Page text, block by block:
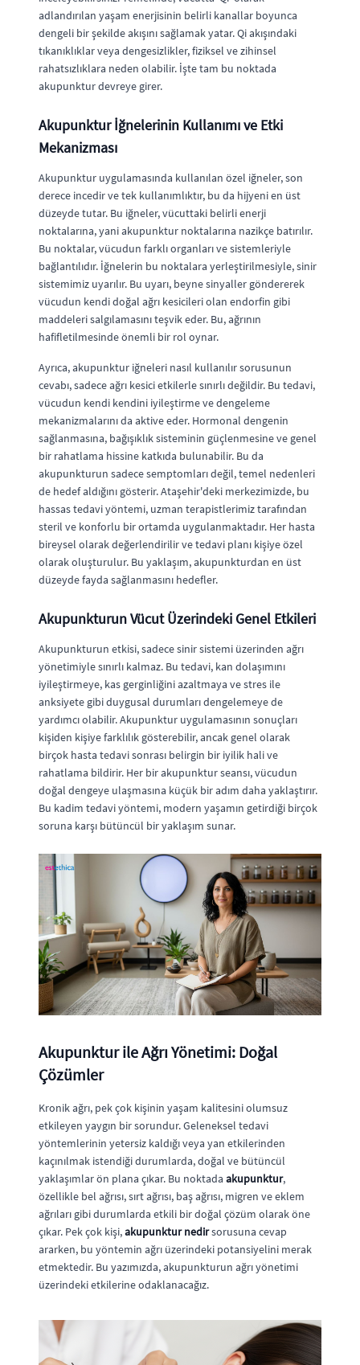
adlandırılan yaşam enerjisinin belirli kanallar boyunca
dengeli bir şekilde akışını sağlamak yatar. Qi akışındaki
tıkanıklıklar veya dengesizlikler, fiziksel ve zihinsel
rahatsızlıklara neden olabilir. İşte tam bu noktada
akupunktur devreye girer.
Akupunktur İğnelerinin Kullanımı ve Etki
Mekanizması
Akupunktur uygulamasında kullanılan özel iğneler, son
derece incedir ve tek kullanımlıktır, bu da hijyeni en üst
düzeyde tutar. Bu iğneler, vücuttaki belirli enerji
noktalarına, yani akupunktur noktalarına nazikçe batırılır.
Bu noktalar, vücudun farklı organları ve sistemleriyle
bağlantılıdır. İğnelerin bu noktalara yerleştirilmesiyle, sinir
sistemimiz uyarılır. Bu uyarı, beyne sinyaller göndererek
vücudun kendi doğal ağrı kesicileri olan endorfin gibi
maddeleri salgılamasını teşvik eder. Bu, ağrının
hafifletilmesinde önemli bir rol oynar.
Ayrıca, akupunktur iğneleri nasıl kullanılır sorusunun
cevabı, sadece ağrı kesici etkilerle sınırlı değildir. Bu tedavi,
vücudun kendi kendini iyileştirme ve dengeleme
mekanizmalarını da aktive eder. Hormonal dengenin
sağlanmasına, bağışıklık sisteminin güçlenmesine ve genel
bir rahatlama hissine katkıda bulunabilir. Bu da
akupunkturun sadece semptomları değil, temel nedenleri
de hedef aldığını gösterir. Ataşehir'deki merkezimizde, bu
hassas tedavi yöntemi, uzman terapistlerimiz tarafından
steril ve konforlu bir ortamda uygulanmaktadır. Her hasta
bireysel olarak değerlendirilir ve tedavi planı kişiye özel
olarak oluşturulur. Bu yaklaşım, akupunkturdan en üst
düzeyde fayda sağlanmasını hedefler.
Akupunkturun Vücut Üzerindeki Genel Etkileri
Akupunkturun etkisi, sadece sinir sistemi üzerinden ağrı
yönetimiyle sınırlı kalmaz. Bu tedavi, kan dolaşımını
iyileştirmeye, kas gerginliğini azaltmaya ve stres ile
anksiyete gibi duygusal durumları dengelemeye de
yardımcı olabilir. Akupunktur uygulamasının sonuçları
kişiden kişiye farklılık gösterebilir, ancak genel olarak
birçok hasta tedavi sonrası belirgin bir iyilik hali ve
rahatlama bildirir. Her bir akupunktur seansı, vücudun
doğal dengeye ulaşmasına küçük bir adım daha yaklaştırır.
Bu kadim tedavi yöntemi, modern yaşamın getirdiği birçok
soruna karşı bütüncül bir yaklaşım sunar.
Akupunktur ile Ağrı Yönetimi: Doğal
Çözümler
Kronik ağrı, pek çok kişinin yaşam kalitesini olumsuz
etkileyen yaygın bir sorundur. Geleneksel tedavi
yöntemlerinin yetersiz kaldığı veya yan etkilerinden
kaçınılmak istendiği durumlarda, doğal ve bütüncül
yaklaşımlar ön plana çıkar. Bu noktada akupunktur,
özellikle bel ağrısı, sırt ağrısı, baş ağrısı, migren ve eklem
ağrıları gibi durumlarda etkili bir doğal çözüm olarak öne
çıkar. Pek çok kişi,akupunktur nedirsorusuna cevap
ararken, bu yöntemin ağrı üzerindeki potansiyelini merak
etmektedir. Bu yazımızda, akupunkturun ağrı yönetimi
üzerindeki etkilerine odaklanacağız.